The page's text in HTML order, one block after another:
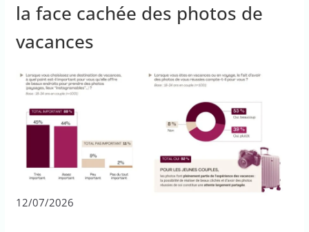
la face cachée des photos de
vacances
12/07/2026